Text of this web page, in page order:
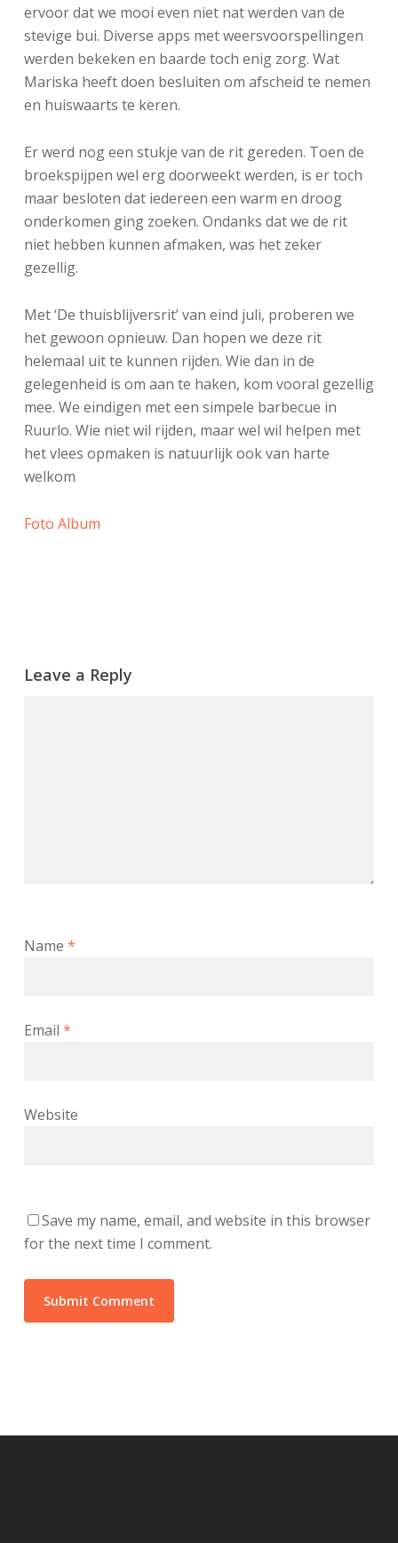
ervoor dat we mooi even niet nat werden van de
stevige bui. Diverse apps met weersvoorspellingen
werden bekeken en baarde toch enig zorg. Wat
Mariska heeft doen besluiten om afscheid te nemen
en huiswaarts te keren.
Er werd nog een stukje van de rit gereden. Toen de
broekspijpen wel erg doorweekt werden, is er toch
maar besloten dat iedereen een warm en droog
onderkomen ging zoeken. Ondanks dat we de rit
niet hebben kunnen afmaken, was het zeker
gezellig.
Met ‘De thuisblijversrit’ van eind juli, proberen we
het gewoon opnieuw. Dan hopen we deze rit
helemaal uit te kunnen rijden. Wie dan in de
gelegenheid is om aan te haken, kom vooral gezellig
mee. We eindigen met een simpele barbecue in
Ruurlo. Wie niet wil rijden, maar wel wil helpen met
het vlees opmaken is natuurlijk ook van harte
welkom
Foto Album
Leave a Reply
Name *
Email *
Website
Save my name, email, and website in this browser
for the next time I comment.